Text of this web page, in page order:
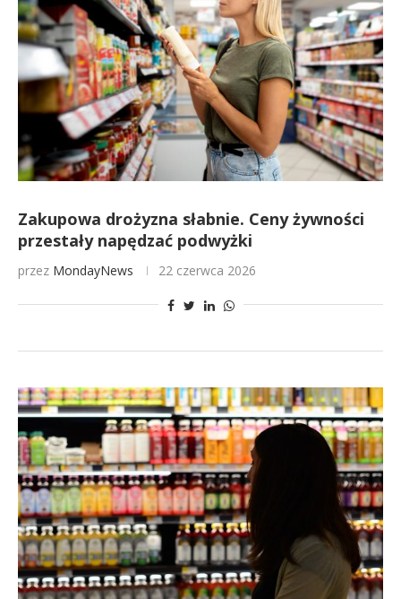
Zakupowa drożyzna słabnie. Ceny żywności
przestały napędzać podwyżki
przez MondayNews 22 czerwca 2026